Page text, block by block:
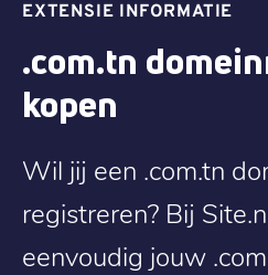
EXTENSIE INFORMATIE
.com.tn
kopen
Wil jij een .com.tn
registreren? Bij
eenvoudig jouw